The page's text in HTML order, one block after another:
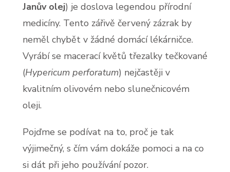
Janův olej) je doslova legendou přírodní
medicíny. Tento zářivě červený zázrak by
neměl chybět v žádné domácí lékárničce.
Vyrábí se macerací květů třezalky tečkované
(Hypericum perforatum) nejčastěji v
kvalitním olivovém nebo slunečnicovém
oleji.
Pojďme se podívat na to, proč je tak
výjimečný, s čím vám dokáže pomoci a na co
si dát při jeho používání pozor.